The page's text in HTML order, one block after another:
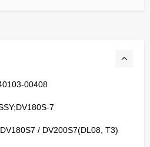
00408
7
/ DV200S7(DL08, T3)